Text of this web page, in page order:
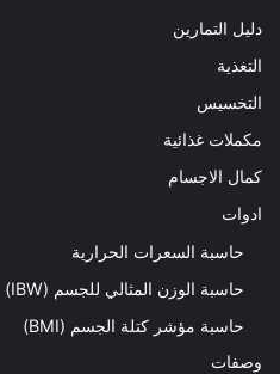
دليل التمارين
التغذية
التخسيس
مكملات غذائية
كمال الاجسام
ادوات
حاسبة السعرات الحرارية
حاسبة الوزن المثالي للجسم (IBW)
حاسبة مؤشر كتلة الجسم (BMI)
وصفات